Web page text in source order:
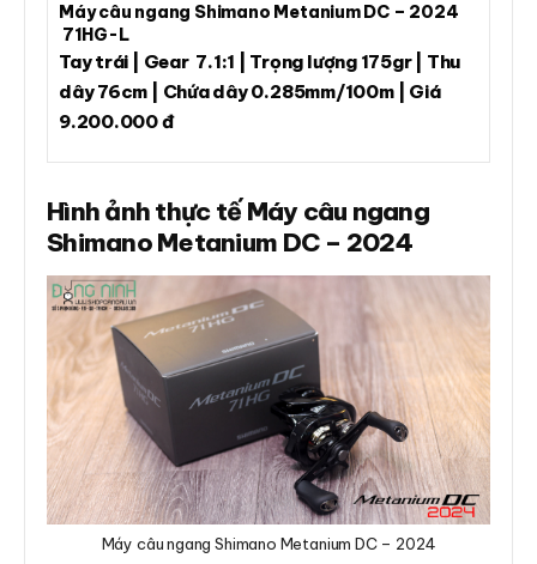
Máy câu ngang Shimano Metanium DC – 2024
71HG-L
Tay trái | Gear 7.1:1 | Trọng lượng 175gr | Thu
dây 76cm | Chứa dây 0.285mm/100m | Giá
9.200.000 đ
Hình ảnh thực tế Máy câu ngang
Shimano Metanium DC – 2024
Máy câu ngang Shimano Metanium DC – 2024